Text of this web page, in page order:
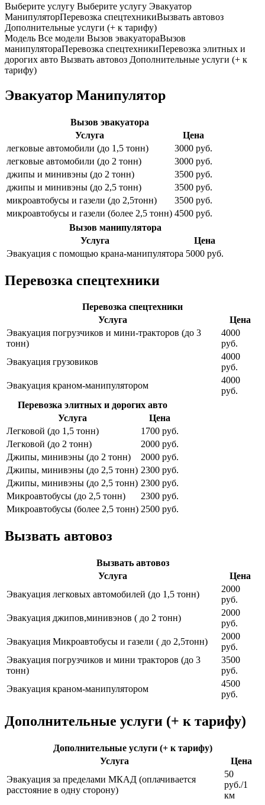
Выберите услугу Выберите услугу Эвакуатор
МанипуляторПеревозка спецтехникиВызвать автовоз
Дополнительные услуги (+ к тарифу)
Модель Все модели Вызов эвакуатораВызов
манипулятораПеревозка спецтехникиПеревозка элитных и
дорогих авто Вызвать автовоз Дополнительные услуги (+ к
тарифу)
Эвакуатор Манипулятор
Вызов эвакуатора
Услуга
Цена
легковые автомобили (до 1,5 тонн)
3000 руб.
легковые автомобили (до 2 тонн)
3000 руб.
джипы и минивэны (до 2 тонн)
3500 руб.
джипы и минивэны (до 2,5 тонн)
3500 руб.
микроавтобусы и газели (до 2,5тонн)
3500 руб.
микроавтобусы и газели (более 2,5 тонн) 4500 руб.
Вызов манипулятора
Услуга
Цена
Эвакуация с помощью крана-манипулятора 5000 руб.
Перевозка спецтехники
Перевозка спецтехники
Услуга
Цена
Эвакуация погрузчиков и мини-тракторов (до 3
тонн)
4000
руб.
Эвакуация грузовиков
4000
руб.
Эвакуация краном-манипулятором
4000
руб.
Перевозка элитных и дорогих авто
Услуга
Цена
Легковой (до 1,5 тонн)
1700 руб.
Легковой (до 2 тонн)
2000 руб.
Джипы, минивэны (до 2 тонн)
2000 руб.
Джипы, минивэны (до 2,5 тонн) 2300 руб.
Джипы, минивэны (до 2,5 тонн) 2300 руб.
Микроавтобусы (до 2,5 тонн)
2300 руб.
Микроавтобусы (более 2,5 тонн) 2500 руб.
Вызвать автовоз
Вызвать автовоз
Услуга
Цена
Эвакуация легковых автомобилей (до 1,5 тонн)
2000
руб.
Эвакуация джипов,минивэнов ( до 2 тонн)
2000
руб.
Эвакуация Микроавтобусы и газели ( до 2,5тонн)
2000
руб.
Эвакуация погрузчиков и мини тракторов (до 3
тонн)
3500
руб.
Эвакуация краном-манипулятором
4500
руб.
Дополнительные услуги (+ к тарифу)
Дополнительные услуги (+ к тарифу)
Услуга
Цена
Эвакуация за пределами МКАД (оплачивается
расстояние в одну сторону)
50
руб./1
км